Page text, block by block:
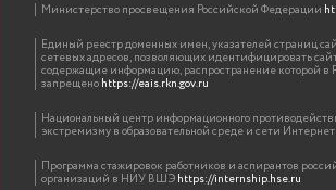
Министерство просвещения Российской Федерации
Единый реестр доменных имен, указателей страниц
сетевых адресов, позволяющих идентифицировать
содержащие информацию, распространение которой в
запрещеноhttps://eais.rkn.gov.ru
Национальный центр информационного
экстремизму в образовательной среде и сети Интернет
Программа стажировок работников и аспирантов
организаций в НИУ ВШЭhttps://internship.hse.ru